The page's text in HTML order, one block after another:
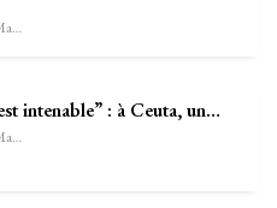
Sébastien-Étienne Marechal
intenable” : à Ceuta, un…
Sébastien-Étienne Marechal